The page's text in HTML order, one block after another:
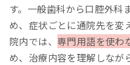
す。一般歯科から口腔外科
め、症状ごとに通院先を変
院内では、 専門用語を使わ
め、治療内容を理解しなが